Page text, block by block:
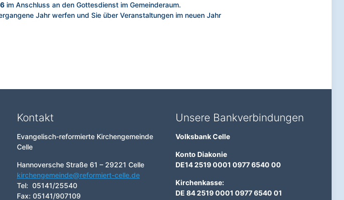
im Anschluss an den Gottesdienst im Gemeinderaum.
Jahr werfen und Sie über Veranstaltungen im neuen Jahr
Kontakt
Evangelisch-reformierte Kirchengemeinde
Celle
Hannoversche Straße 61 – 29221 Celle
kirchengemeinde@reformiert-celle.de
Tel: 05141/25540
Fax: 05141/907109
Unsere Bankverbindungen
Volksbank Celle
Konto Diakonie
DE14 2519 0001 0977 6540 00
Kirchenkasse:
DE 84 2519 0001 0977 6540 01